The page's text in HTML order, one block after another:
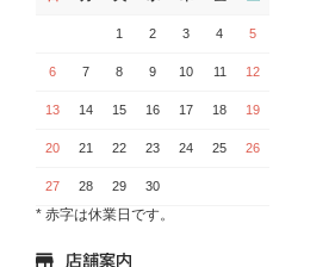
1 2 3 4 5
6 7 8 9 10 11 12
13 14 15 16 17 18 19
20 21 22 23 24 25 26
27 28 29 30
* 赤字は休業日です。